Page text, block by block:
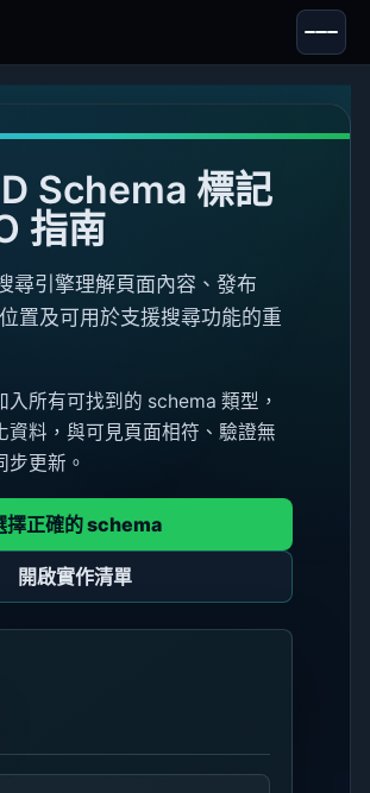
Schema 標記
指南
尋引擎理解頁面內容、發布
置及可用於支援搜尋功能的重
入所有可找到的 schema 類型，
資料，與可見頁面相符、驗證無
步更新。
擇正確的 schema
開啟實作清單